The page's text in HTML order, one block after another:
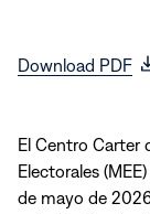
Download PDF
El Centro Carter
Electorales
de mayo de